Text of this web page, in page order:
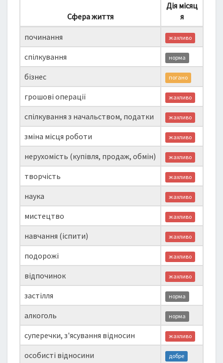
Сфера життя
Дія місяц
я
починання жахливо
спілкування норма
бізнес погано
грошові операції жахливо
спілкування з начальством, податки жахливо
зміна місця роботи жахливо
нерухомість (купівля, продаж, обмін) жахливо
творчість жахливо
наука жахливо
мистецтво жахливо
навчання (іспити) жахливо
подорожі жахливо
відпочинок жахливо
застілля норма
алкоголь норма
суперечки, з'ясування відносин жахливо
особисті відносини добре